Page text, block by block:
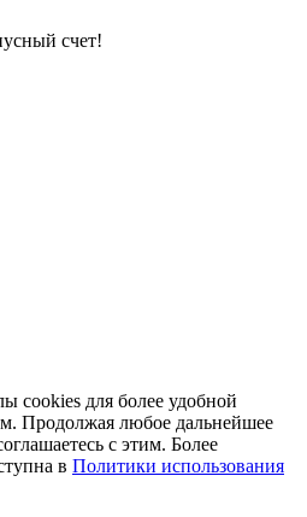
счет!
cookies для более удобной
Продолжая любое дальнейшее
с этим. Более
в Политики использования